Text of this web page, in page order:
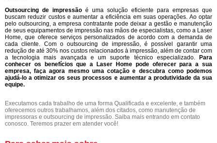
Outsourcing de impressão é uma solução eficiente para empresas que
buscam reduzir custos e aumentar a eficiência em suas operações. Ao optar
pelo outsourcing, a empresa contratante pode deixar a gestão e manutenção
de seus equipamentos de impressão nas mãos de especialistas, como a Laser
Home, que oferece serviços personalizados de acordo com a demanda de
cada cliente. Com o outsourcing de impressão, é possível garantir uma
redução de até 30% nos custos relacionados à impressão, além de contar com
a tecnologia mais avançada e um suporte técnico especializado. Para
conhecer os benefícios que a Laser Home pode oferecer para a sua
empresa, faça agora mesmo uma cotação e descubra como podemos
ajudá-lo a otimizar os seus processos e aumentar a produtividade da sua
equipe.
Executamos cada trabalho de uma forma Qualificada e excelente, e também
oferecemos outros trabalhamos, além dos citados, como manutenção de
impressoras e outsourcing de impressão. Saiba mais entrando em contato
conosco. Teremos prazer em atender você!